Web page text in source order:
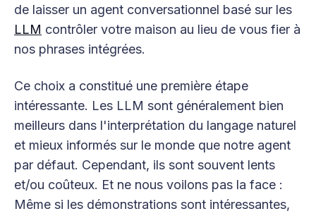
de laisser un agent conversationnel basé sur les
LLM contrôler votre maison au lieu de vous fier à
nos phrases intégrées.
Ce choix a constitué une première étape
intéressante. Les LLM sont généralement bien
meilleurs dans l'interprétation du langage naturel
et mieux informés sur le monde que notre agent
par défaut. Cependant, ils sont souvent lents
et/ou coûteux. Et ne nous voilons pas la face :
Même si les démonstrations sont intéressantes,